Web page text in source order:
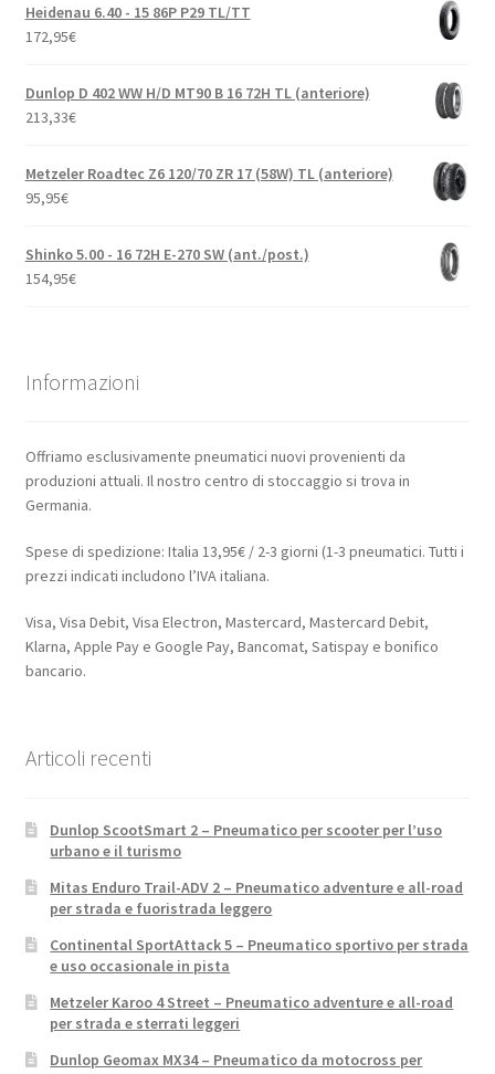
Heidenau 6.40 - 15 86P P29 TL/TT
172,95€
Dunlop D 402 WW H/D MT90 B 16 72H TL (anteriore)
213,33€
Metzeler Roadtec Z6 120/70 ZR 17 (58W) TL (anteriore)
95,95€
Shinko 5.00 - 16 72H E-270 SW (ant./post.)
154,95€
Informazioni
Offriamo esclusivamente pneumatici nuovi provenienti da
produzioni attuali. Il nostro centro di stoccaggio si trova in
Germania.
Spese di spedizione: Italia 13,95€ / 2-3 giorni (1-3 pneumatici. Tutti i
prezzi indicati includono l’IVA italiana.
Visa, Visa Debit, Visa Electron, Mastercard, Mastercard Debit,
Klarna, Apple Pay e Google Pay, Bancomat, Satispay e bonifico
bancario.
Articoli recenti
Dunlop ScootSmart 2 – Pneumatico per scooter per l’uso
urbano e il turismo
Mitas Enduro Trail-ADV 2 – Pneumatico adventure e all-road
per strada e fuoristrada leggero
Continental SportAttack 5 – Pneumatico sportivo per strada
e uso occasionale in pista
Metzeler Karoo 4 Street – Pneumatico adventure e all-road
per strada e sterrati leggeri
Dunlop Geomax MX34 – Pneumatico da motocross per